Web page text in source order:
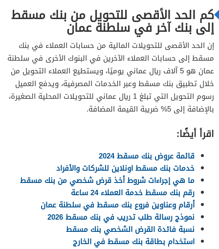
كم الحد الأقصى للتحويل من بنك مسقط
إلى بنك آخر في سلطنة عمان
إن الحد الأقصى للتحويلات المالية من حسابات العملاء في بنك
مسقط إلى حسابات العملاء الآخرين في البنوك الأخرى في سلطنة
عمان هو 5 آلاف ريال عماني يوميًا، ويستطيع العملاء التحويل من
خلال تطبيق بنك مسقط وعبر الخدمات المصرفية، ويدفع العميل
رسوم التحويل التي تبلغ 1 ريال عماني للتحويلات المحلية الصغيرة،
بالإضافة إلى 5% ضريبة القيمة المضافة.
اقرأ أيضًا:
قائمة عروض بنك مسقط 2024
خدمات بنك مسقط اونلاين للشركات والأفراد
ما هي إجراءات شروط أخذ قرض شخصي من بنك مسقط
رقم بنك مسقط خدمة العملاء 24 ساعة
أرقام وعناوين فروع بنك مسقط في سلطنة عمان
نموذج رسالة طلب تدريب في بنك مسقط 2026
نسبة فائدة القرض الشخصي بنك مسقط
استخدام بطاقة بنك مسقط في الخارج